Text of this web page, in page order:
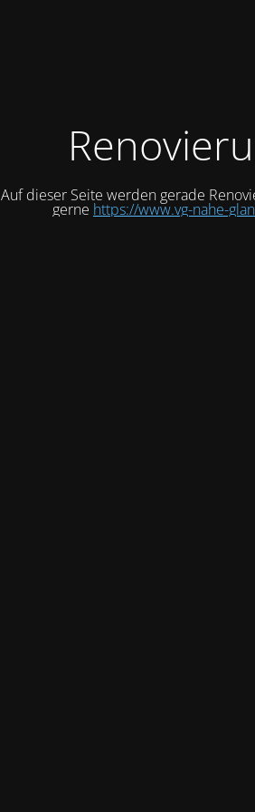
Auf dieser Seite werden gerade
gerne https://www.vg-nahe-